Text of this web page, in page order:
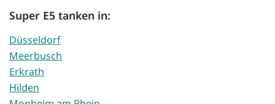
Super E5 tanken in:
Düsseldorf
Meerbusch
Erkrath
Hilden